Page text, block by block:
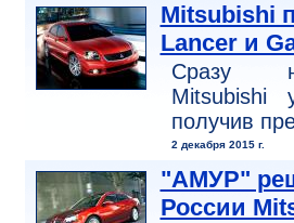
Mitsubishi
Lancer и
Сразу
Mitsubishi
получив
2 декабря 2015 г.
"АМУР"
России